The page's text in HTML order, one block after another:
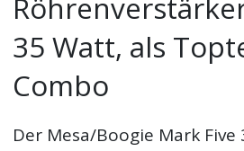
35 Watt, als
Combo
Der Mesa/Boogie Mark Five